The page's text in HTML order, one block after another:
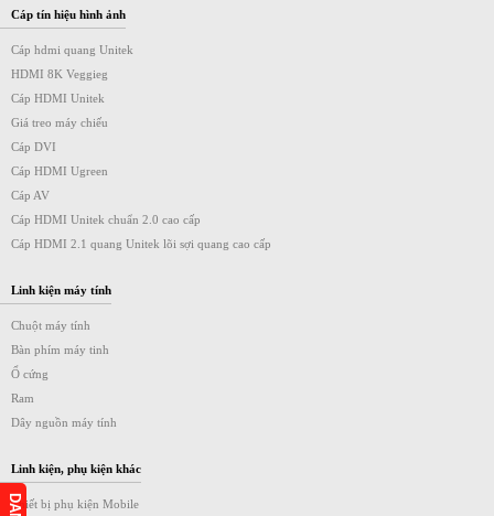
Cáp tín hiệu hình ảnh
Cáp hdmi quang Unitek
HDMI 8K Veggieg
Cáp HDMI Unitek
Giá treo máy chiếu
Cáp DVI
Cáp HDMI Ugreen
Cáp AV
Cáp HDMI Unitek chuẩn 2.0 cao cấp
Cáp HDMI 2.1 quang Unitek lõi sợi quang cao cấp
Linh kiện máy tính
Chuột máy tính
Bàn phím máy tinh
Ổ cứng
Ram
Dây nguồn máy tính
Linh kiện, phụ kiện khác
Thiết bị phụ kiện Mobile